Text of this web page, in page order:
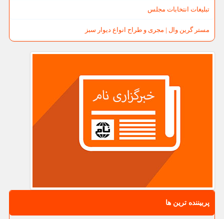
تبلیغات انتخابات مجلس
مستر گرین وال | مجری و طراح انواع دیوار سبز
پربیننده ترین ها